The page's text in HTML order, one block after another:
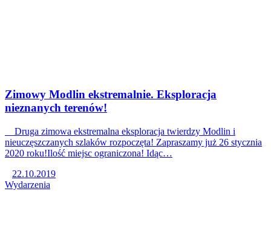
Zimowy Modlin ekstremalnie. Eksploracja
nieznanych terenów!
Druga zimowa ekstremalna eksploracja twierdzy Modlin i
nieuczęszczanych szlaków rozpoczęta! Zapraszamy już 26 stycznia
2020 roku!Ilość miejsc ograniczona! Idąc…
22.10.2019
Wydarzenia